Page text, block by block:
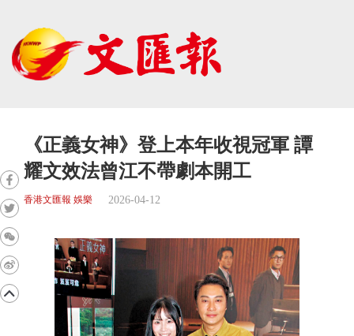
《正義女神》登上本年收視冠軍 譚
耀文效法曾江不帶劇本開工
香港文匯報 娛樂 2026-04-12